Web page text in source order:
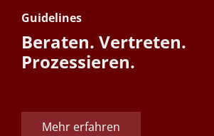
Guidelines
Beraten. Vertreten.
Prozessieren.
Mehr erfahren